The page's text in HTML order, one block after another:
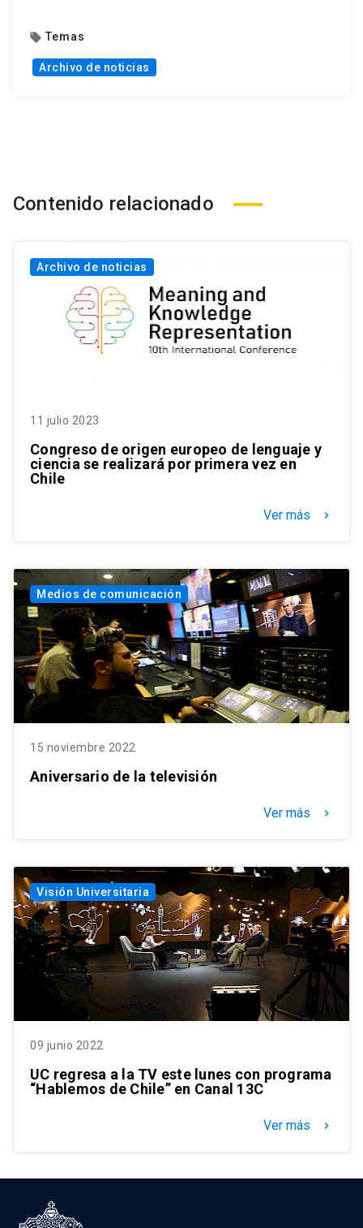
local_offer Temas
Archivo de noticias
Contenido relacionado
Archivo de noticias
11 julio 2023
Congreso de origen europeo de lenguaje y
ciencia se realizará por primera vez en
Chile
Ver más keyboard_arrow_right
Medios de comunicación
15 noviembre 2022
Aniversario de la televisión
Ver más keyboard_arrow_right
Visión Universitaria
09 junio 2022
UC regresa a la TV este lunes con programa
“Hablemos de Chile” en Canal 13C
Ver más keyboard_arrow_right